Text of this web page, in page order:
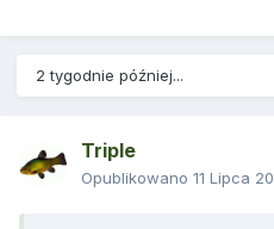
2 tygodnie później...
Triple
Opublikowano 11 Lipca